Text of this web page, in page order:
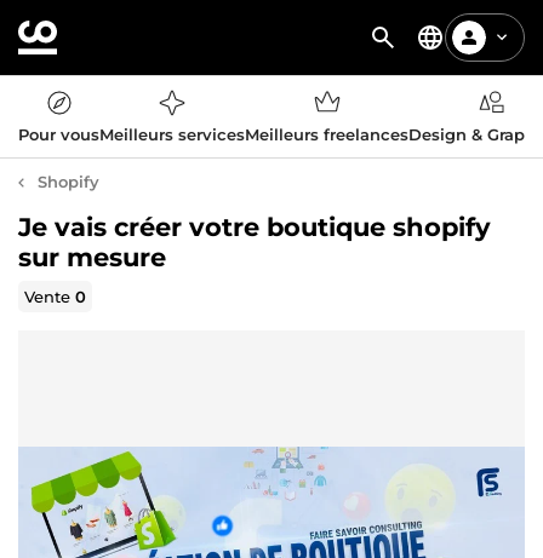
Pour vousMeilleurs servicesMeilleurs freelancesDesign &
Shopify
Je vais créer votre boutique shopify
sur mesure
Vente0